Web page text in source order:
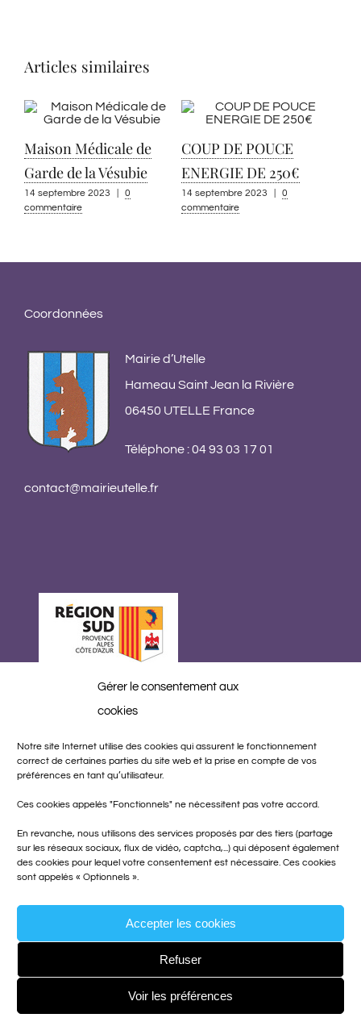
Gérer le consentement aux
cookies
Notre site Internet utilise des cookies qui assurent le fonctionnement
correct de certaines parties du site web et la prise en compte de vos
préférences en tant qu’utilisateur.
Ces cookies appelés "Fonctionnels" ne nécessitent pas votre accord.
En revanche, nous utilisons des services proposés par des tiers (partage
sur les réseaux sociaux, flux de vidéo, captcha,...) qui déposent également
des cookies pour lequel votre consentement est nécessaire. Ces cookies
sont appelés « Optionnels ».
Accepter les cookies
Refuser
Voir les préférences
Articles similaires
Maison Médicale de
Garde de la Vésubie
14 septembre 2023
0
commentaire
COUP DE POUCE
ENERGIE DE 250€
14 septembre 2023
0
commentaire
Coordonnées
Mairie d’Utelle
Hameau Saint Jean la Rivière
06450 UTELLE France
Téléphone : 04 93 03 17 01
contact@mairieutelle.fr